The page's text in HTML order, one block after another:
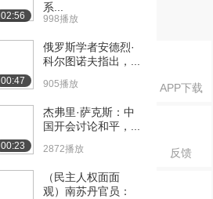
APP下载
反馈
02:56
系...
998播放
00:47
俄罗斯学者安德烈·
科尔图诺夫指出，...
905播放
00:23
杰弗里·萨克斯：中
国开会讨论和平，...
2872播放
（民主人权面面
观）南苏丹官员：